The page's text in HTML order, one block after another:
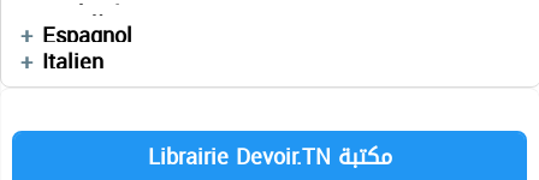
Physique
Technologie
العربية
Espagnol
Devoirs
Italien
Devoirs
Librairie Devoir.TN مكتبة